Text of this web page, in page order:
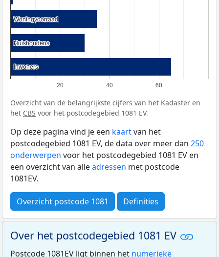
20 40 60
Woningvoorraad
Woningvoorraad
Huishoudens
Huishoudens
Inwoners
Inwoners
Overzicht van de belangrijkste cijfers van het Kadaster en
het CBS voor het postcodegebied 1081 EV.
Op deze pagina vind je een kaartvan het
postcodegebied 1081 EV, de data over meer dan 250
onderwerpen voor het postcodegebied 1081 EV en
een overzicht van alleadressen met postcode
1081EV.
Overzicht postcode 1081 Definities
Over het postcodegebied 1081 EV
Postcode 1081EV ligt binnen het numerieke